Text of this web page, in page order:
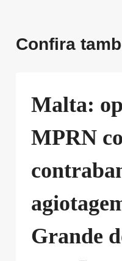
Confira
Malta:
MPRN
Grande